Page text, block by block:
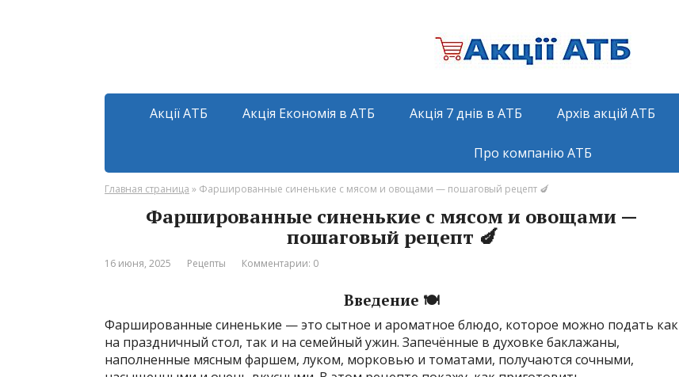
Акції АТБ Акція Економія в АТБ Акція 7 днів в АТБ Архів акцій АТБ
Про компанію АТБ
Главная страница » Фаршированные синенькие с мясом и овощами — пошаговый рецепт 🍆
Фаршированные синенькие с мясом и овощами —
пошаговый рецепт 🍆
16 июня, 2025 Рецепты Комментарии: 0
Введение 🍽️
Фаршированные синенькие — это сытное и ароматное блюдо, которое можно подать как
на праздничный стол, так и на семейный ужин. Запечённые в духовке баклажаны,
наполненные мясным фаршем, луком, морковью и томатами, получаются сочными,